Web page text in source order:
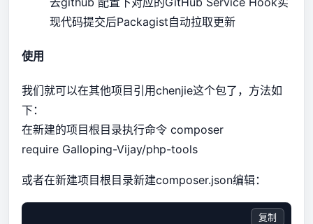
现代码提交后Packagist自动拉取更新
使用
我们就可以在其他项目引用chenjie这个包了，方法如
下：
在新建的项目根目录执行命令 composer
require Galloping-Vijay/php-tools
或者在新建项目根目录新建composer.json编辑：
复制